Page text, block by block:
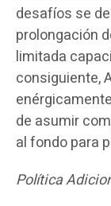
desafíos se
prolongación
limitada
consiguiente,
de asumir
al fondo para
Política